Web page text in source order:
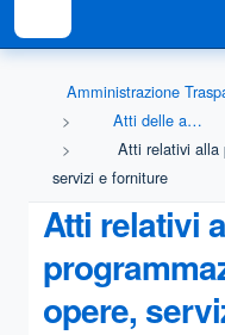
Amministrazione
Atti delle amministrazioni aggiudicatrici e degli enti aggiudicatori distintamente per ogni procedura
Atti relativi alla
servizi e forniture
Atti relativi
opere,